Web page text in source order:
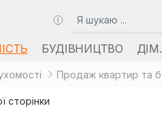
БУДІВНИЦТВО
Продаж квартир та
сторінки